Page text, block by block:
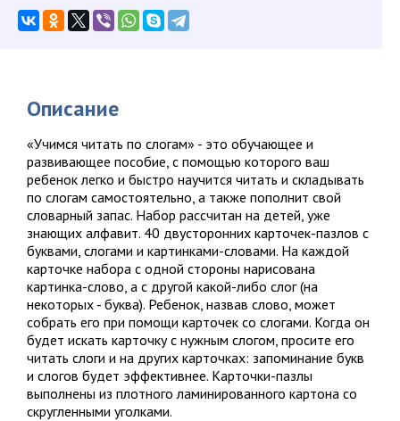
Описание
«Учимся читать по слогам» - это обучающее и
развивающее пособие, с помощью которого ваш
ребенок легко и быстро научится читать и складывать
по слогам самостоятельно, а также пополнит свой
словарный запас. Набор рассчитан на детей, уже
знающих алфавит. 40 двусторонних карточек-пазлов с
буквами, слогами и картинками-словами. На каждой
карточке набора с одной стороны нарисована
картинка-слово, а с другой какой-либо слог (на
некоторых - буква). Ребенок, назвав слово, может
собрать его при помощи карточек со слогами. Когда он
будет искать карточку с нужным слогом, просите его
читать слоги и на других карточках: запоминание букв
и слогов будет эффективнее. Карточки-пазлы
выполнены из плотного ламинированного картона со
скругленными уголками.